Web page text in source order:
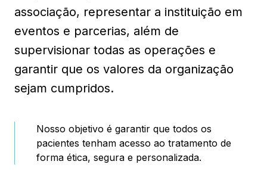
associação, representar a instituição em
eventos e parcerias, além de
supervisionar todas as operações e
garantir que os valores da organização
sejam cumpridos.
Nosso objetivo é garantir que todos os
pacientes tenham acesso ao tratamento de
forma ética, segura e personalizada.